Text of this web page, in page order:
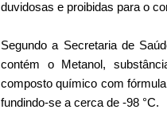
duvidosas e proibidas para o
Segundo a Secretaria de
contém o Metanol,
composto químico com
fundindo-se a cerca de -98 °C.